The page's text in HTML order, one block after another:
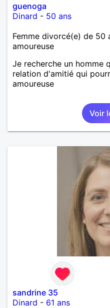
guenoga
Dinard - 50 ans
Femme divorcé(e) de 50
amoureuse
Je recherche un homme
relation d'amitié qui
amoureuse
Voir
sandrine 35
Dinard - 61 ans